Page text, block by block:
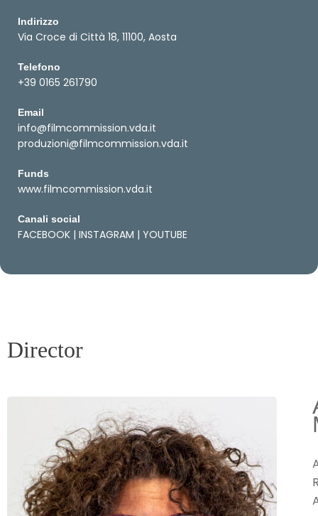
Indirizzo
Via Croce di Città 18, 11100, Aosta
Telefono
+39 0165 261790
Email
info@filmcommission.vda.it
produzioni@filmcommission.vda.it
Funds
www.filmcommission.vda.it
Canali social
FACEBOOK | INSTAGRAM | YOUTUBE
Director